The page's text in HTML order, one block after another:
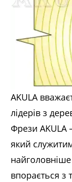
AKULA
лідерів з
Фрези AKULA
який
найголовніше
впорається з